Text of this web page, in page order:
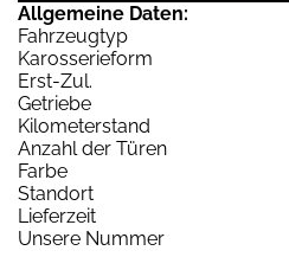
Allgemeine Daten:
Fahrzeugtyp
Karosserieform
Erst-Zul.
Getriebe
Kilometerstand
Anzahl der Türen
Farbe
Standort
Lieferzeit
Unsere Nummer